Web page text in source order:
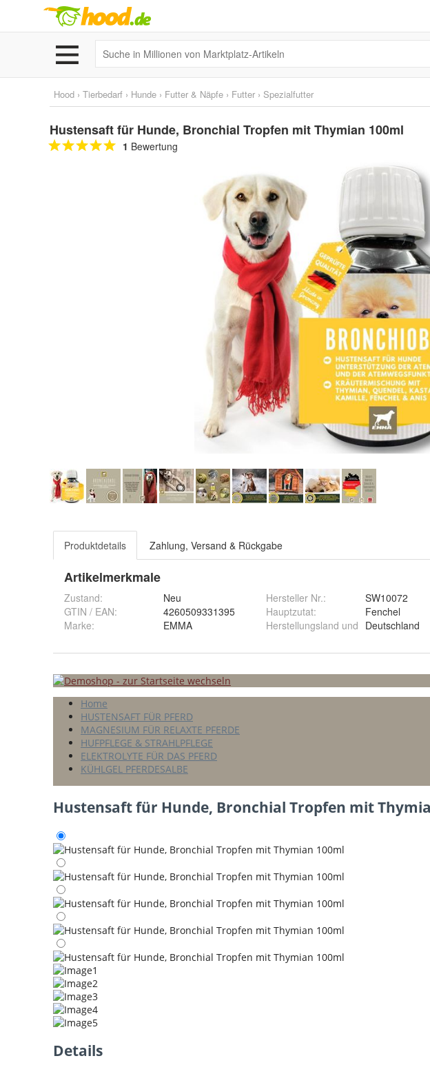
Hood › Tierbedarf › Hunde › Futter & Näpfe › Futter › Spezialfutter
Hustensaft für Hunde, Bronchial Tropfen mit Thymian 100ml
1 Bewertung
Produktdetails Zahlung, Versand & Rückgabe
Artikelmerkmale
Zustand:
Neu
GTIN / EAN:
4260509331395
Marke:
EMMA
Hersteller Nr.:
SW10072
Hauptzutat:
Fenchel
Herstellungsland und Deutschland